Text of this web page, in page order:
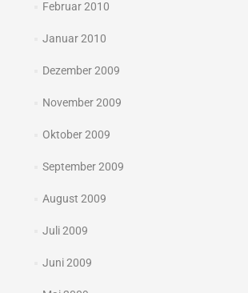
Februar 2010
Januar 2010
Dezember 2009
November 2009
Oktober 2009
September 2009
August 2009
Juli 2009
Juni 2009